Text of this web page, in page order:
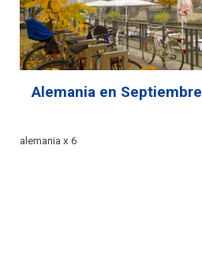
Alemania en Septiembre
alemania x 6